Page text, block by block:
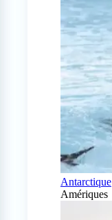
Antarctique
Amériques